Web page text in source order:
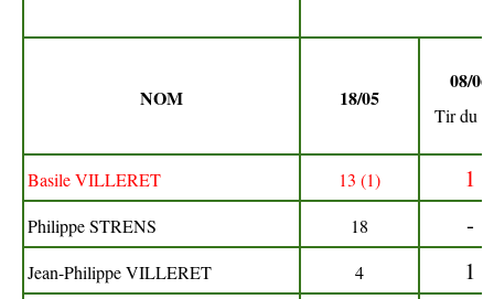
NOM 18/05
08/06
Tir du
Basile VILLERET 13 (1) 1
Philippe STRENS 18 -
Jean-Philippe VILLERET 4 1